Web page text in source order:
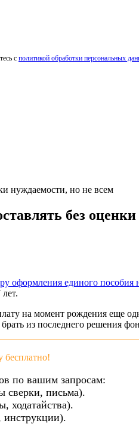
с политикой обработки персональных
нуждаемости, но не всем
без
оформления единого пособия
на момент рождения еще
из последнего решения
по вашим запросам:
сверки, письма).
ходатайства).